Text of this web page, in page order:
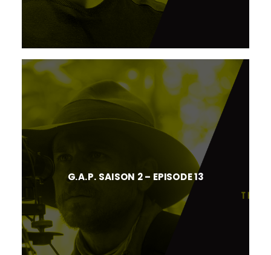
G.A.P. SAISON 2 – EPISODE 13